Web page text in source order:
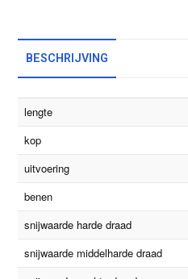
BESCHRIJVING
lengte
kop
uitvoering
benen
snijwaarde harde draad
snijwaarde middelharde draad